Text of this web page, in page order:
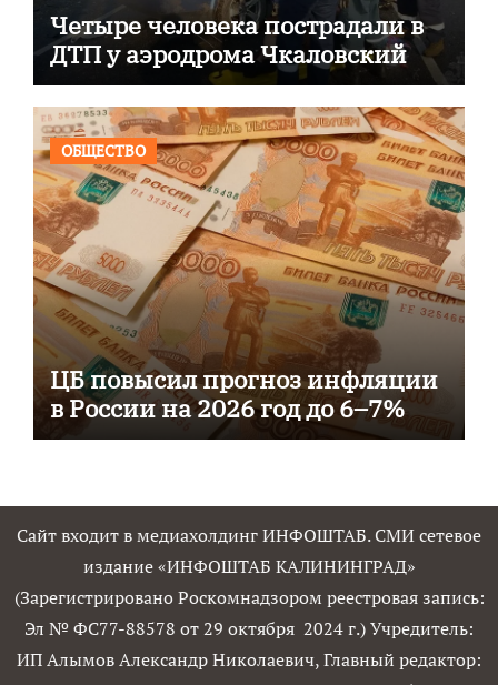
Четыре человека пострадали в
ДТП у аэродрома Чкаловский
ОБЩЕСТВО
ЦБ повысил прогноз инфляции
в России на 2026 год до 6–7%
Сайт входит в медиахолдинг ИНФОШТАБ. СМИ сетевое
издание «ИНФОШТАБ КАЛИНИНГРАД»
(Зарегистрировано Роскомнадзором реестровая запись:
Эл № ФС77-88578 от 29 октября 2024 г.) Учредитель:
ИП Алымов Александр Николаевич, Главный редактор: